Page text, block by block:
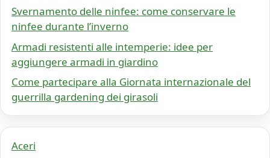
Svernamento delle ninfee: come conservare le
ninfee durante l’inverno
Armadi resistenti alle intemperie: idee per
aggiungere armadi in giardino
Come partecipare alla Giornata internazionale del
guerrilla gardening dei girasoli
Aceri